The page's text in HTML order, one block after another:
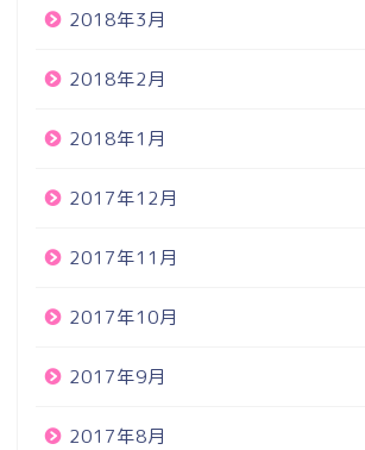
2018年3月
2018年2月
2018年1月
2017年12月
2017年11月
2017年10月
2017年9月
2017年8月